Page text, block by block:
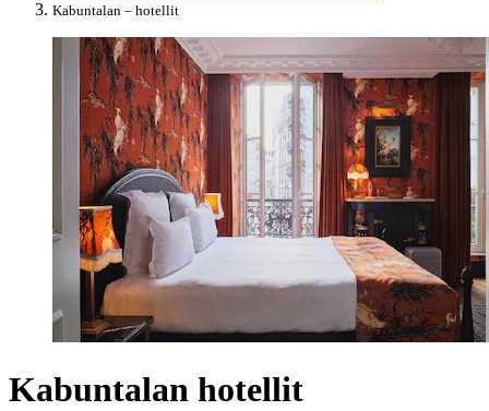
Kabuntalan – hotellit
Kabuntalan hotellit